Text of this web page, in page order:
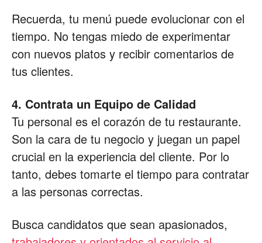
Recuerda, tu menú puede evolucionar con el
tiempo. No tengas miedo de experimentar
con nuevos platos y recibir comentarios de
tus clientes.
4. Contrata un Equipo de Calidad
Tu personal es el corazón de tu restaurante.
Son la cara de tu negocio y juegan un papel
crucial en la experiencia del cliente. Por lo
tanto, debes tomarte el tiempo para contratar
a las personas correctas.
Busca candidatos que sean apasionados,